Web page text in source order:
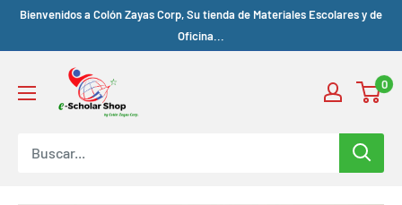
Bienvenidos a Colón Zayas Corp, Su tienda de Materiales Escolares y de
Oficina...
0